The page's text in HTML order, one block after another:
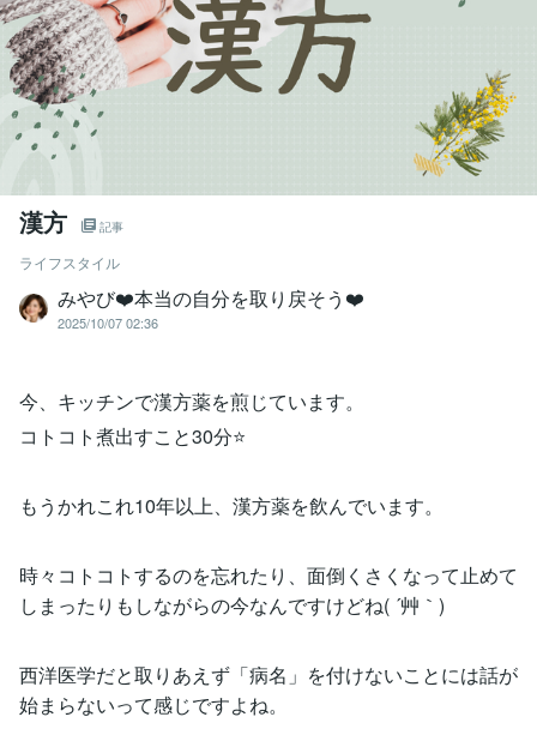
漢方 記事
ライフスタイル
みやび❤️本当の自分を取り戻そう❤️
2025/10/07 02:36
今、キッチンで漢方薬を煎じています。
コトコト煮出すこと30分⭐
もうかれこれ10年以上、漢方薬を飲んでいます。
時々コトコトするのを忘れたり、面倒くさくなって止めて
しまったりもしながらの今なんですけどね( ´艸｀)
西洋医学だと取りあえず「病名」を付けないことには話が
始まらないって感じですよね。